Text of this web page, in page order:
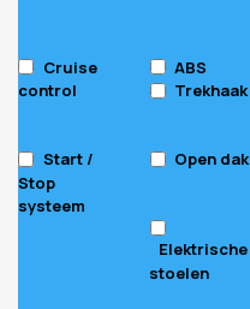
Cruise
control
ABS
Trekhaak
Start /
Stop
systeem
Open dak
Elektrische
stoelen